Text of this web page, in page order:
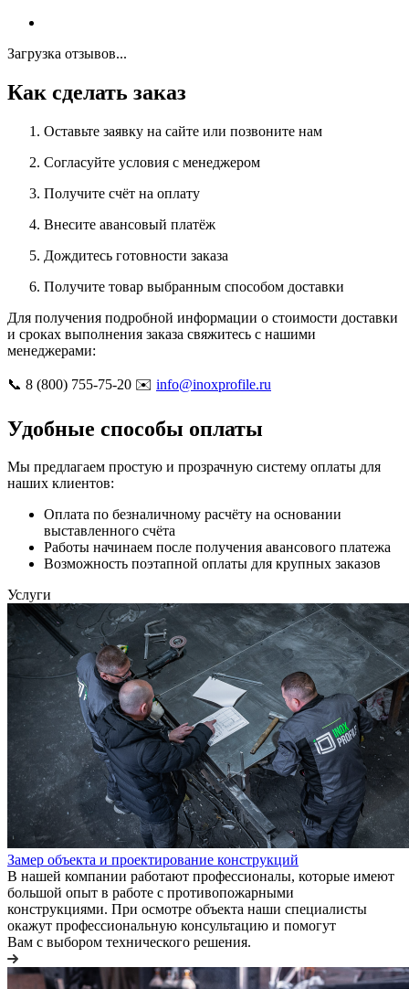
Загрузка отзывов...
Как сделать заказ
Оставьте заявку на сайте или позвоните нам
Согласуйте условия с менеджером
Получите счёт на оплату
Внесите авансовый платёж
Дождитесь готовности заказа
Получите товар выбранным способом доставки
Для получения подробной информации о стоимости доставки
и сроках выполнения заказа свяжитесь с нашими
менеджерами:
📞 8 (800) 755-75-20 ✉️ info@inoxprofile.ru
Удобные способы оплаты
Мы предлагаем простую и прозрачную систему оплаты для
наших клиентов:
Оплата по безналичному расчёту на основании
выставленного счёта
Работы начинаем после получения авансового платежа
Возможность поэтапной оплаты для крупных заказов
Услуги
Замер объекта и проектирование конструкций
В нашей компании работают профессионалы, которые имеют
большой опыт в работе с противопожарными
конструкциями. При осмотре объекта наши специалисты
окажут профессиональную консультацию и помогут
Вам с выбором технического решения.